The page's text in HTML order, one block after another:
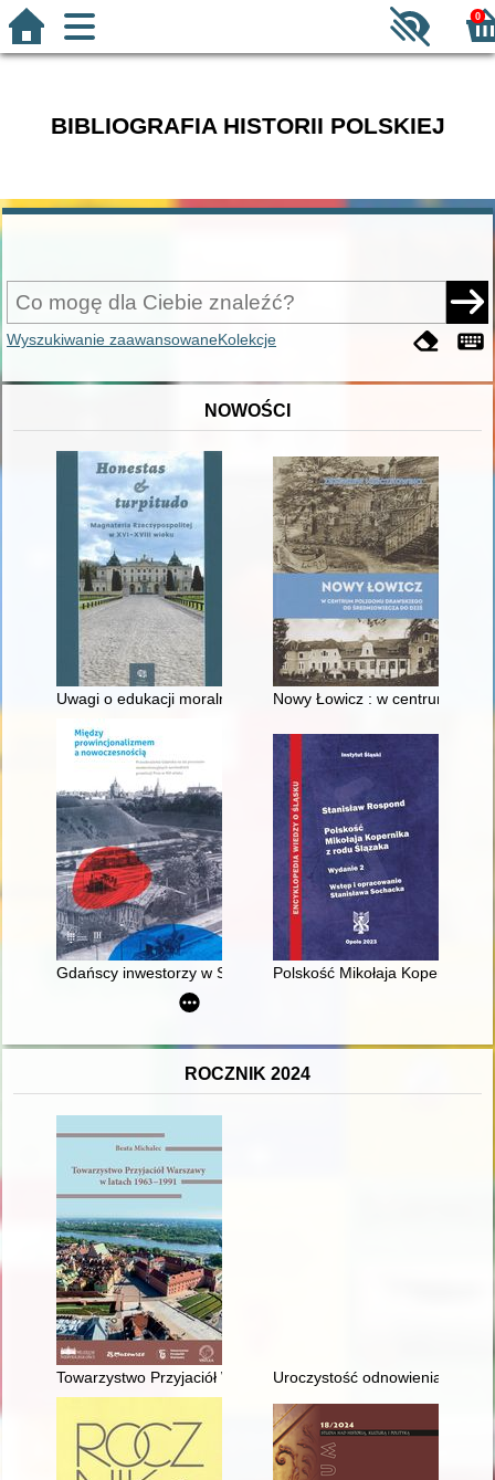
0
BIBLIOGRAFIA HISTORII POLSKIEJ
Wyszukiwanie zaawansowaneKolekcje
NOWOŚCI
Uwagi o edukacji moralnej synów szlacheckich w XVI-
Nowy Łowicz : w centrum
Gdańscy inwestorzy w Sopocie : prestiż finansowy i
Polskość Mikołaja Kopernika z
ROCZNIK 2024
Towarzystwo Przyjaciół Warszawy w latach 1963-1991
Uroczystość odnowienia